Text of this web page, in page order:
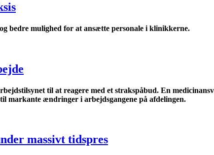
bedre mulighed for at ansætte personale i klinikkerne.
til at reagere med et strakspåbud. En
markante ændringer i arbejdsgangene på afdelingen.
massivt tidspres